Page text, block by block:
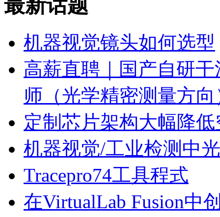
最新话题
机器视觉镜头如何选型
高薪直聘｜国产自研
师（光学精密测量方向
定制芯片架构大幅降
机器视觉/工业检测中
Tracepro74工具程式
在VirtualLab Fusion中